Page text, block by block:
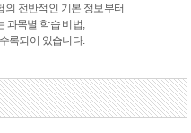
의 전반적인 기본 정보부터
과목별 학습 비법,
록되어 있습니다.